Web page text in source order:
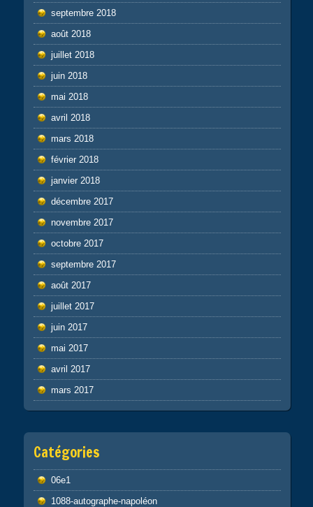
septembre 2018
août 2018
juillet 2018
juin 2018
mai 2018
avril 2018
mars 2018
février 2018
janvier 2018
décembre 2017
novembre 2017
octobre 2017
septembre 2017
août 2017
juillet 2017
juin 2017
mai 2017
avril 2017
mars 2017
Catégories
06e1
1088-autographe-napoléon